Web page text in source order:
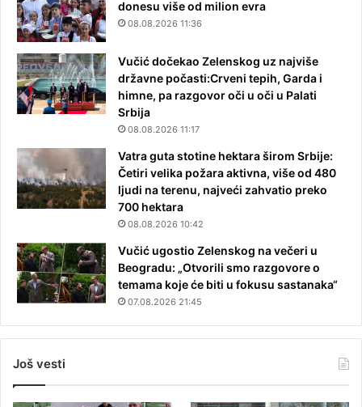
donesu više od milion evra
08.08.2026 11:36
Vučić dočekao Zelenskog uz najviše
državne počasti:Crveni tepih, Garda i
himne, pa razgovor oči u oči u Palati
Srbija
08.08.2026 11:17
Vatra guta stotine hektara širom Srbije:
Četiri velika požara aktivna, više od 480
ljudi na terenu, najveći zahvatio preko
700 hektara
08.08.2026 10:42
Vučić ugostio Zelenskog na večeri u
Beogradu: „Otvorili smo razgovore o
temama koje će biti u fokusu sastanaka“
07.08.2026 21:45
Još vesti